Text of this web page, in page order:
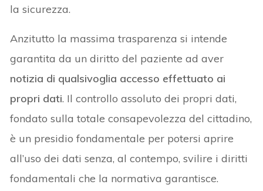
la sicurezza.
Anzitutto la massima trasparenza si intende
garantita da un diritto del paziente ad aver
notizia di qualsivoglia accesso effettuato ai
propri dati. Il controllo assoluto dei propri dati,
fondato sulla totale consapevolezza del cittadino,
è un presidio fondamentale per potersi aprire
all’uso dei dati senza, al contempo, svilire i diritti
fondamentali che la normativa garantisce.